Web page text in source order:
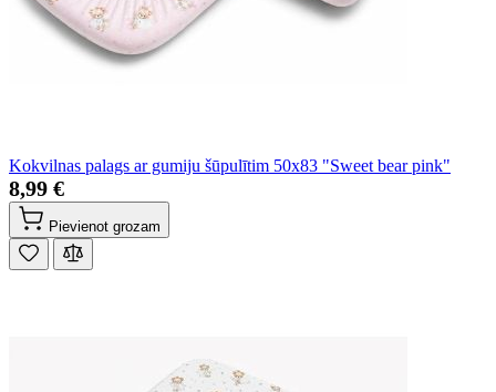
Kokvilnas palags ar gumiju šūpulītim 50x83 "Sweet bear pink"
8,99 €
Pievienot grozam